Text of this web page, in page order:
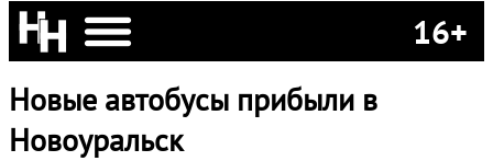
16+
Новые автобусы прибыли в
Новоуральск